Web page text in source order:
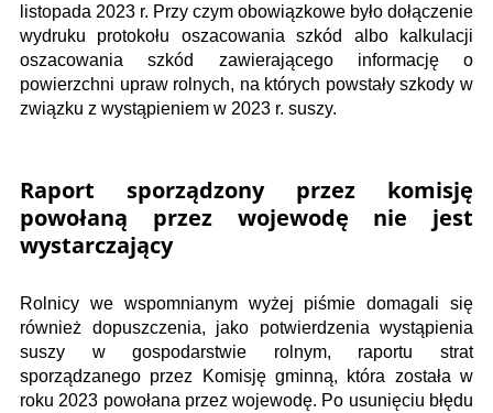
listopada 2023 r. Przy czym obowiązkowe było dołączenie
wydruku protokołu oszacowania szkód albo kalkulacji
oszacowania szkód zawierającego informację o
powierzchni upraw rolnych, na których powstały szkody w
związku z wystąpieniem w 2023 r. suszy.
Raport sporządzony przez komisję
powołaną przez wojewodę nie jest
wystarczający
Rolnicy we wspomnianym wyżej piśmie domagali się
również dopuszczenia, jako potwierdzenia wystąpienia
suszy w gospodarstwie rolnym, raportu strat
sporządzanego przez Komisję gminną, która została w
roku 2023 powołana przez wojewodę. Po usunięciu błędu